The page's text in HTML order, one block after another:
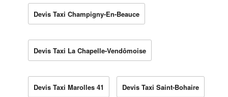
Devis Taxi Champigny-En-Beauce
Devis Taxi La Chapelle-Vendômoise
Devis Taxi Marolles 41 Devis Taxi Saint-Bohaire